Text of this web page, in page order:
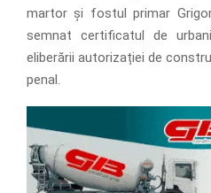
martor și fostul primar
semnat certificatul de
eliberării autorizației de
penal.